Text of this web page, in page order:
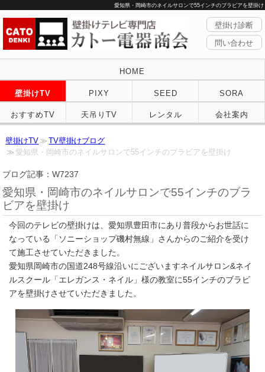
愛知県・岡崎市のネイルサロンで55インチのブラビアを壁掛け
壁掛け診断
問い合わせ
HOME
壁掛けTV PIXY SEED SORA
おすすめTV 天吊りTV レンタル 会社案内
壁掛けTV
TV壁掛けブログ
愛知県・岡崎市のネイルサロンで55インチのブラビアを壁掛け
ブログ記事：W7237
愛知県・岡崎市のネイルサロンで55インチのブラ
ビアを壁掛け
今回のテレビの壁掛けは、愛知県豊田市にあり普段からお世話に
なっている「ソニーショップ磯村無線」さんからのご紹介を受け
て施工させていただきました。
愛知県岡崎市の国道248号線沿いにございますネイルサロン&ネイ
ルスクール「エレガンス・ネイル」様の教室に55インチのブラビ
アを壁掛けさせていただきました。